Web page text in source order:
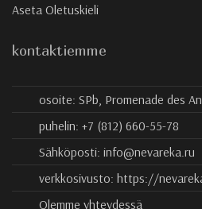
Aseta Oletuskieli
kontaktiemme
osoite: SPb, Promenade des
puhelin: +7 (812) 660-55-78
Sähköposti: info@nevareka.ru
verkkosivusto: https://
Olemme yhteydessä